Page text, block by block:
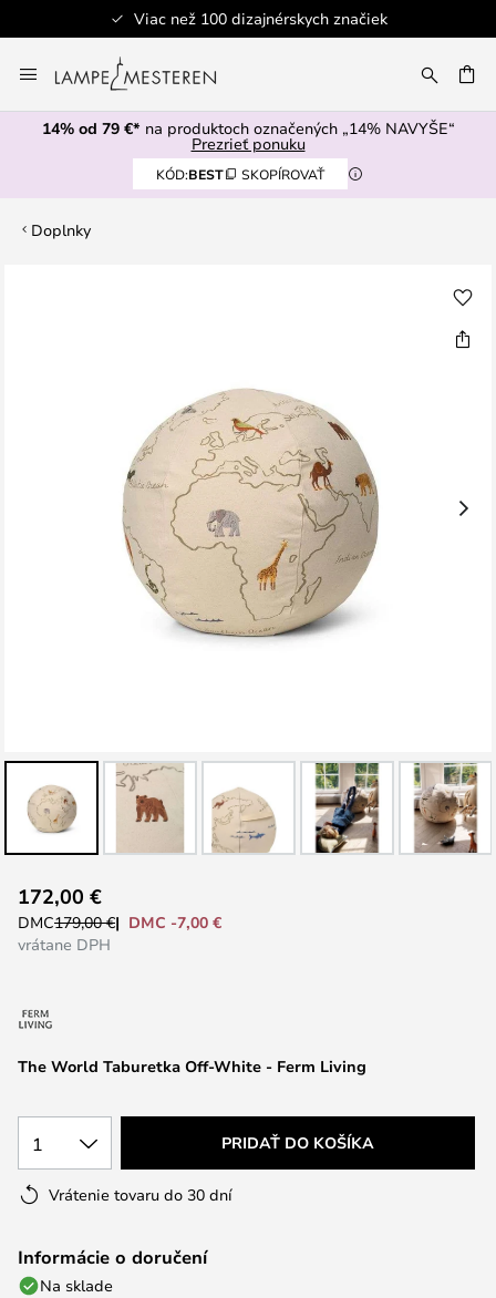
Viac než 100 dizajnérskych značiek
to
Content
14% od 79 €* na produktoch označených „14% NAVYŠE“
Prezrieť ponuku
KÓD:BEST SKOPÍROVAŤ
Doplnky
na
začiatok
The World Taburetka Off-White - Ferm Living
172,00 €
DMC179,00 €
DMC -7,00 €
vrátane DPH
1 PRIDAŤ DO KOŠÍKA
Vrátenie tovaru do 30 dní
Informácie o doručení
Na sklade